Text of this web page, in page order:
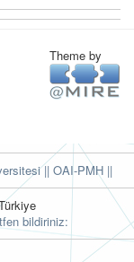
Theme by
|| OAI-PMH ||
bildiriniz: